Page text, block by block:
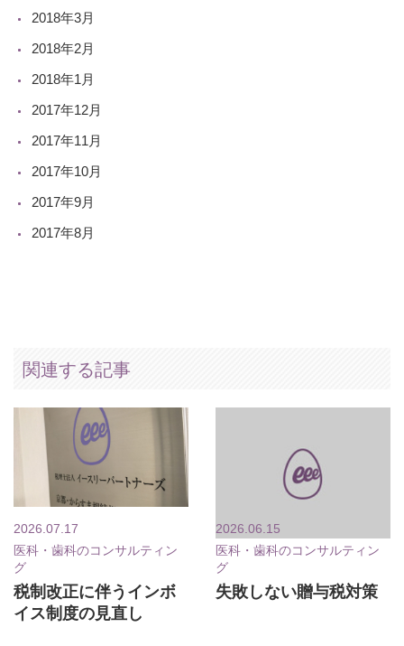
2018年3月
2018年2月
2018年1月
2017年12月
2017年11月
2017年10月
2017年9月
2017年8月
関連する記事
2026.07.17
医科・歯科のコンサルティン
グ
税制改正に伴うインボ
イス制度の見直し
2026.06.15
医科・歯科のコンサルティン
グ
失敗しない贈与税対策